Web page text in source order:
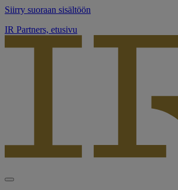
Siirry suoraan sisältöön
IR Partners, etusivu